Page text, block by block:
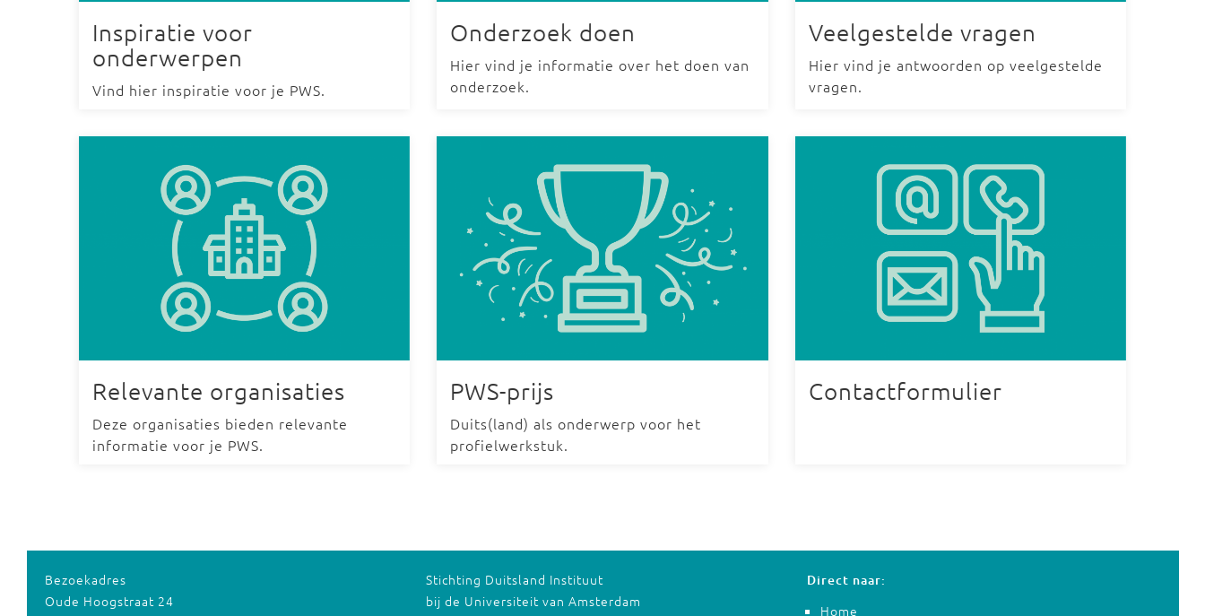
Inspiratie voor
onderwerpen
Vind hier inspiratie voor je PWS.
Onderzoek doen
Hier vind je informatie over het doen van
onderzoek.
Veelgestelde vragen
Hier vind je antwoorden op veelgestelde
vragen.
Relevante organisaties
Deze organisaties bieden relevante
informatie voor je PWS.
PWS-prijs
Duits(land) als onderwerp voor het
profielwerkstuk.
Contactformulier
Bezoekadres
Oude Hoogstraat 24
Stichting Duitsland Instituut
bij de Universiteit van Amsterdam
Direct naar:
Home